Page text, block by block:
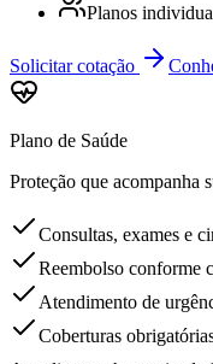
Planos
Solicitar cotação
Plano de Saúde
Proteção que acompanha
Consultas, exames e
Reembolso conforme
Atendimento de
Coberturas